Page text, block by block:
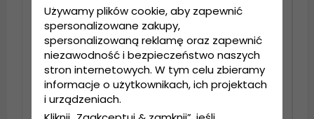
Czapka z daszkiem -
Używamy plików cookie, aby zapewnić
spersonalizowane zakupy,
spersonalizowaną reklamę oraz zapewnić
niezawodność i bezpieczeństwo naszych
stron internetowych. W tym celu zbieramy
informacje o użytkownikach, ich projektach
i urządzeniach.